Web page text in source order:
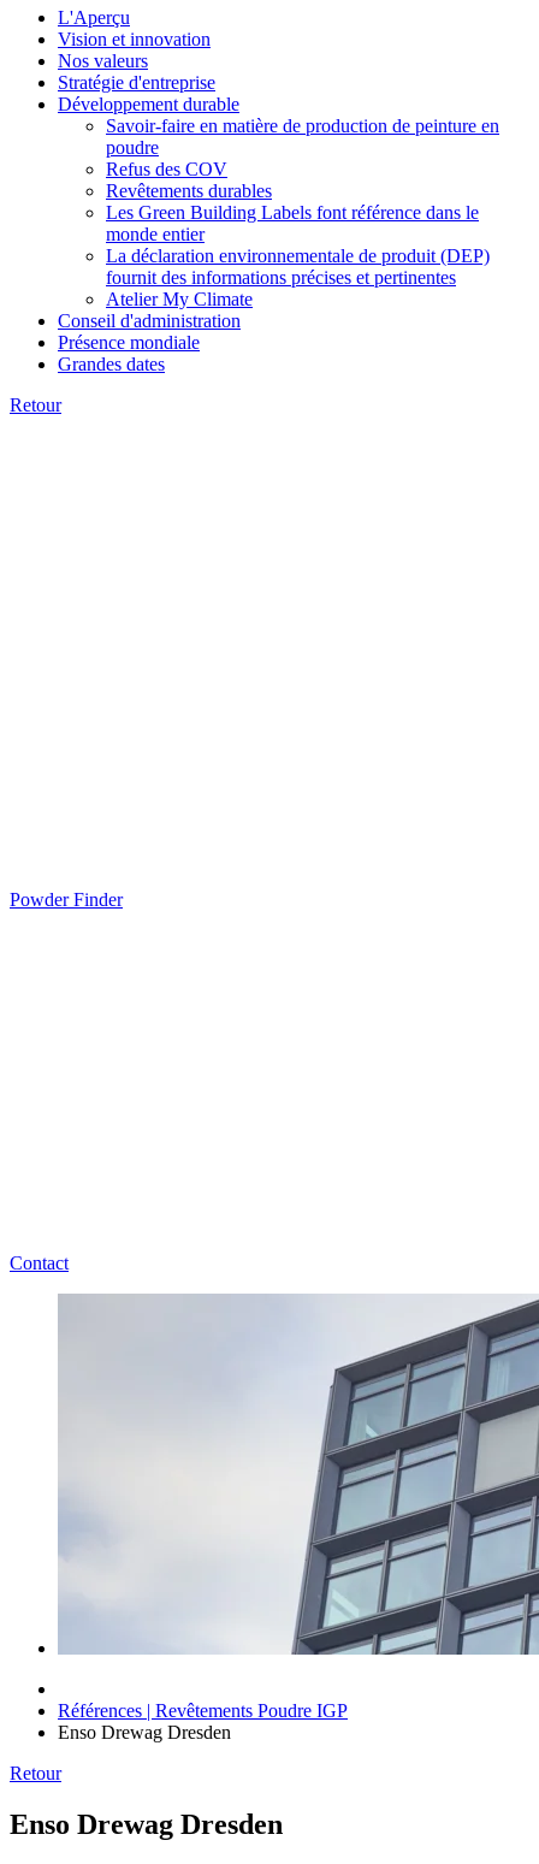
L'Aperçu
Vision et innovation
Nos valeurs
Stratégie d'entreprise
Développement durable
Savoir-faire en matière de production de peinture en
poudre
Refus des COV
Revêtements durables
Les Green Building Labels font référence dans le
monde entier
La déclaration environnementale de produit (DEP)
fournit des informations précises et pertinentes
Atelier My Climate
Conseil d'administration
Présence mondiale
Grandes dates
Retour
Powder Finder
Contact
Références | Revêtements Poudre IGP
Enso Drewag Dresden
Retour
Enso Drewag Dresden